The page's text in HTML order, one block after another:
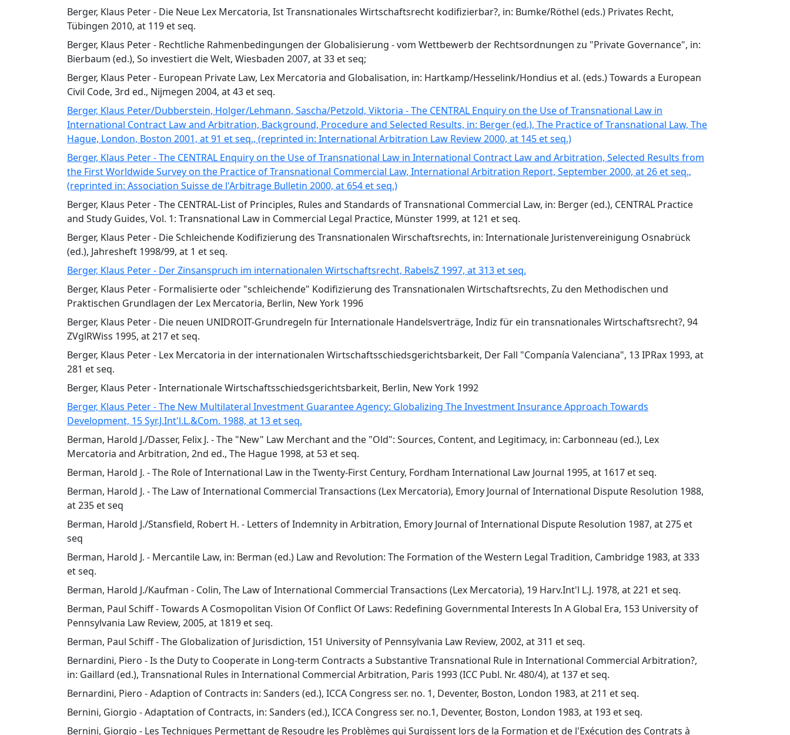
Berger, Klaus Peter - Die Neue Lex Mercatoria, Ist Transnationales Wirtschaftsrecht kodifizierbar?, in: Bumke/Röthel (eds.) Privates Recht,
Tübingen 2010, at 119 et seq.
Berger, Klaus Peter - Rechtliche Rahmenbedingungen der Globalisierung - vom Wettbewerb der Rechtsordnungen zu "Private Governance", in:
Bierbaum (ed.), So investiert die Welt, Wiesbaden 2007, at 33 et seq;
Berger, Klaus Peter - European Private Law, Lex Mercatoria and Globalisation, in: Hartkamp/Hesselink/Hondius et al. (eds.) Towards a European
Civil Code, 3rd ed., Nijmegen 2004, at 43 et seq.
Berger, Klaus Peter/Dubberstein, Holger/Lehmann, Sascha/Petzold, Viktoria - The CENTRAL Enquiry on the Use of Transnational Law in
International Contract Law and Arbitration, Background, Procedure and Selected Results, in: Berger (ed.), The Practice of Transnational Law, The
Hague, London, Boston 2001, at 91 et seq., (reprinted in: International Arbitration Law Review 2000, at 145 et seq.)
Berger, Klaus Peter - The CENTRAL Enquiry on the Use of Transnational Law in International Contract Law and Arbitration, Selected Results from
the First Worldwide Survey on the Practice of Transnational Commercial Law, International Arbitration Report, September 2000, at 26 et seq.,
(reprinted in: Association Suisse de l'Arbitrage Bulletin 2000, at 654 et seq.)
Berger, Klaus Peter - The CENTRAL-List of Principles, Rules and Standards of Transnational Commercial Law, in: Berger (ed.), CENTRAL Practice
and Study Guides, Vol. 1: Transnational Law in Commercial Legal Practice, Münster 1999, at 121 et seq.
Berger, Klaus Peter - Die Schleichende Kodifizierung des Transnationalen Wirschaftsrechts, in: Internationale Juristenvereinigung Osnabrück
(ed.), Jahresheft 1998/99, at 1 et seq.
Berger, Klaus Peter - Der Zinsanspruch im internationalen Wirtschaftsrecht, RabelsZ 1997, at 313 et seq.
Berger, Klaus Peter - Formalisierte oder "schleichende" Kodifizierung des Transnationalen Wirtschaftsrechts, Zu den Methodischen und
Praktischen Grundlagen der Lex Mercatoria, Berlin, New York 1996
Berger, Klaus Peter - Die neuen UNIDROIT-Grundregeln für Internationale Handelsverträge, Indiz für ein transnationales Wirtschaftsrecht?, 94
ZVglRWiss 1995, at 217 et seq.
Berger, Klaus Peter - Lex Mercatoria in der internationalen Wirtschaftsschiedsgerichtsbarkeit, Der Fall "Companía Valenciana", 13 IPRax 1993, at
281 et seq.
Berger, Klaus Peter - Internationale Wirtschaftsschiedsgerichtsbarkeit, Berlin, New York 1992
Berger, Klaus Peter - The New Multilateral Investment Guarantee Agency: Globalizing The Investment Insurance Approach Towards
Development, 15 Syr.J.Int'l.L.&Com. 1988, at 13 et seq.
Berman, Harold J./Dasser, Felix J. - The "New" Law Merchant and the "Old": Sources, Content, and Legitimacy, in: Carbonneau (ed.), Lex
Mercatoria and Arbitration, 2nd ed., The Hague 1998, at 53 et seq.
Berman, Harold J. - The Role of International Law in the Twenty-First Century, Fordham International Law Journal 1995, at 1617 et seq.
Berman, Harold J. - The Law of International Commercial Transactions (Lex Mercatoria), Emory Journal of International Dispute Resolution 1988,
at 235 et seq
Berman, Harold J./Stansfield, Robert H. - Letters of Indemnity in Arbitration, Emory Journal of International Dispute Resolution 1987, at 275 et
seq
Berman, Harold J. - Mercantile Law, in: Berman (ed.) Law and Revolution: The Formation of the Western Legal Tradition, Cambridge 1983, at 333
et seq.
Berman, Harold J./Kaufman - Colin, The Law of International Commercial Transactions (Lex Mercatoria), 19 Harv.Int'l L.J. 1978, at 221 et seq.
Berman, Paul Schiff - Towards A Cosmopolitan Vision Of Conflict Of Laws: Redefining Governmental Interests In A Global Era, 153 University of
Pennsylvania Law Review, 2005, at 1819 et seq.
Berman, Paul Schiff - The Globalization of Jurisdiction, 151 University of Pennsylvania Law Review, 2002, at 311 et seq.
Bernardini, Piero - Is the Duty to Cooperate in Long-term Contracts a Substantive Transnational Rule in International Commercial Arbitration?,
in: Gaillard (ed.), Transnational Rules in International Commercial Arbitration, Paris 1993 (ICC Publ. Nr. 480/4), at 137 et seq.
Bernardini, Piero - Adaption of Contracts in: Sanders (ed.), ICCA Congress ser. no. 1, Deventer, Boston, London 1983, at 211 et seq.
Bernini, Giorgio - Adaptation of Contracts, in: Sanders (ed.), ICCA Congress ser. no.1, Deventer, Boston, London 1983, at 193 et seq.
Bernini, Giorgio - Les Techniques Permettant de Resoudre les Problèmes qui Surgissent lors de la Formation et de l'Exécution des Contrats à